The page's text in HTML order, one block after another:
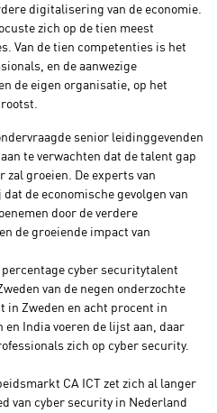
digitalisering van de economie.
zich op de tien meest
Van de tien competenties is het
en de aanwezige
de eigen organisatie, op het
senior leidinggevenden
te verwachten dat de talent gap
zal groeien. De experts van
de economische gevolgen van
door de verdere
de groeiende impact van
cyber securitytalent
van de negen onderzochte
in Zweden en acht procent in
en India voeren de lijst aan, daar
zich op cyber security.
CA ICT zet zich al langer
van cyber security in Nederland